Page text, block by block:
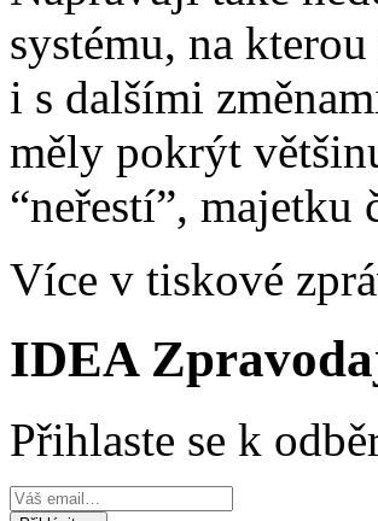
systému, na
i s dalšími
měly pokrýt
“neřestí”,
Více v tiskové
IDEA
Přihlaste se k